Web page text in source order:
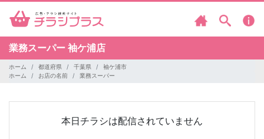
業務スーパー 袖ケ浦店
ホーム 都道府県 千葉県
袖ケ浦市
ホーム
お店の名前 業務スーパー
本日チラシは配信されていません